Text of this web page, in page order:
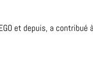
et depuis, a contribué